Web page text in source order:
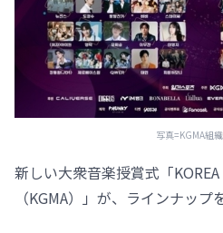
写真=KGMA組
新しい大衆音楽授賞式「KOREA
（KGMA）」が、ラインナップ